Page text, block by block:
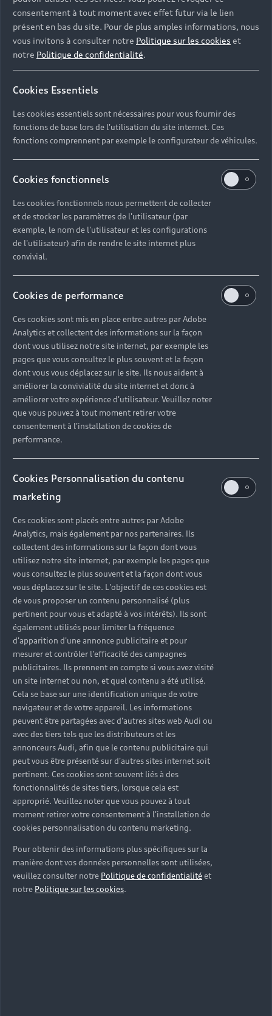
consentement à tout moment avec effet futur via le lien
présent en bas du site. Pour de plus amples informations, nous
vous invitons à consulter notre Politique sur les cookies et
notre Politique de confidentialité.
Cookies Essentiels
Les cookies essentiels sont nécessaires pour vous fournir des
fonctions de base lors de l'utilisation du site internet. Ces
fonctions comprennent par exemple le configurateur de véhicules.
Cookies fonctionnels
Les cookies fonctionnels nous permettent de collecter
et de stocker les paramètres de l'utilisateur (par
exemple, le nom de l'utilisateur et les configurations
de l'utilisateur) afin de rendre le site internet plus
convivial.
Cookies de performance
Ces cookies sont mis en place entre autres par Adobe
Analytics et collectent des informations sur la façon
dont vous utilisez notre site internet, par exemple les
pages que vous consultez le plus souvent et la façon
dont vous vous déplacez sur le site. Ils nous aident à
améliorer la convivialité du site internet et donc à
améliorer votre expérience d'utilisateur. Veuillez noter
que vous pouvez à tout moment retirer votre
consentement à l'installation de cookies de
performance.
Cookies Personnalisation du contenu
marketing
Ces cookies sont placés entre autres par Adobe
Analytics, mais également par nos partenaires. Ils
collectent des informations sur la façon dont vous
utilisez notre site internet, par exemple les pages que
vous consultez le plus souvent et la façon dont vous
vous déplacez sur le site. L'objectif de ces cookies est
de vous proposer un contenu personnalisé (plus
pertinent pour vous et adapté à vos intérêts). Ils sont
également utilisés pour limiter la fréquence
d'apparition d'une annonce publicitaire et pour
mesurer et contrôler l'efficacité des campagnes
publicitaires. Ils prennent en compte si vous avez visité
un site internet ou non, et quel contenu a été utilisé.
Cela se base sur une identification unique de votre
navigateur et de votre appareil. Les informations
peuvent être partagées avec d'autres sites web Audi ou
avec des tiers tels que les distributeurs et les
annonceurs Audi, afin que le contenu publicitaire qui
peut vous être présenté sur d'autres sites internet soit
pertinent. Ces cookies sont souvent liés à des
fonctionnalités de sites tiers, lorsque cela est
approprié. Veuillez noter que vous pouvez à tout
moment retirer votre consentement à l'installation de
cookies personnalisation du contenu marketing.
Pour obtenir des informations plus spécifiques sur la
manière dont vos données personnelles sont utilisées,
veuillez consulter notre Politique de confidentialitéet
notre Politique sur les cookies.
Contacter votre Partenaire
Réserver un essai
Devis et prendre rendez-vous en ligne
Espace 3000 Belfort
Partenaire Audi
Partenaire Audi Service
Audi Occasion :plus
e-tron
- RUE RENE CASSIN ZAC LA JUSTICE
03 84 58 45 90
Télécharger la fiche de contact
Horaires d'ouverture
Atelier
Fermé,Ouvre àlundi 08:00
Retour en haut
Accès rapides
Quelle Audi me correspond ?
Tous les modèles
Recherche de véhicules neufs
Véhicules d'occasion disponibles
Offres pour les professionnels
Demander un essai
Informations et Service Clients
Accessibilité - Clients Sourds et Malentendants
Modèles
Électrique
Hybride rechargeable
Citadine
Compacte
Avant
SUV électrique
SUV hybride
SUV
Achat et location
Offres du moment
Configurer mon Audi
Financer mon Audi
Garanties Audi
Audi rent : location courte durée
Espace Client Audi Financial Services
Pour les professionnels
Voiture électrique
Voiture hybride
Voiture commerciale
SUV société
Achat véhicule de société
Votre Audi
Entretenir et réparer mon Audi
Offres Après-Vente
Accessoires et équipements
Espace personnel myAudi
Univers Audi
Notre vision
Audi Sport
© 2026 Audi France. Tous droits réservés.